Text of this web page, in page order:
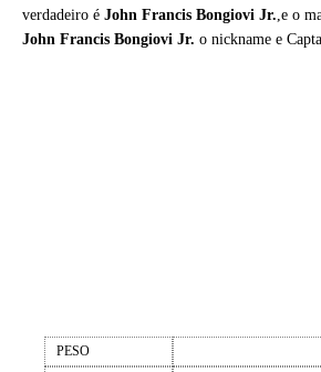
verdadeiro é John Francis Bongiovi Jr.,e o
John Francis Bongiovi Jr. o nickname e
PESO